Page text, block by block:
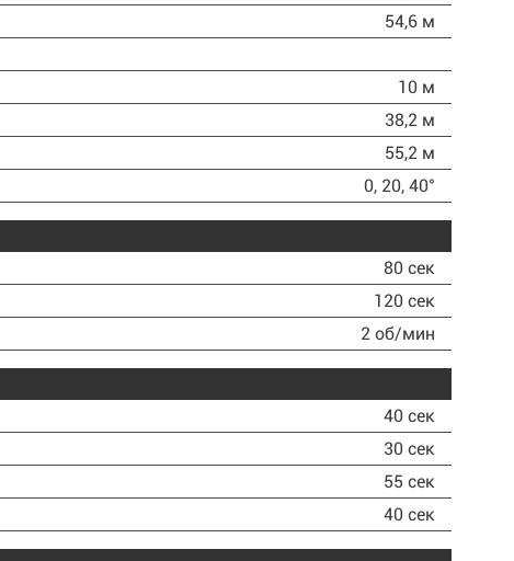
54,6 м
10 м
38,2 м
55,2 м
0, 20, 40°
80 сек
120 сек
2 об/мин
40 сек
30 сек
55 сек
40 сек